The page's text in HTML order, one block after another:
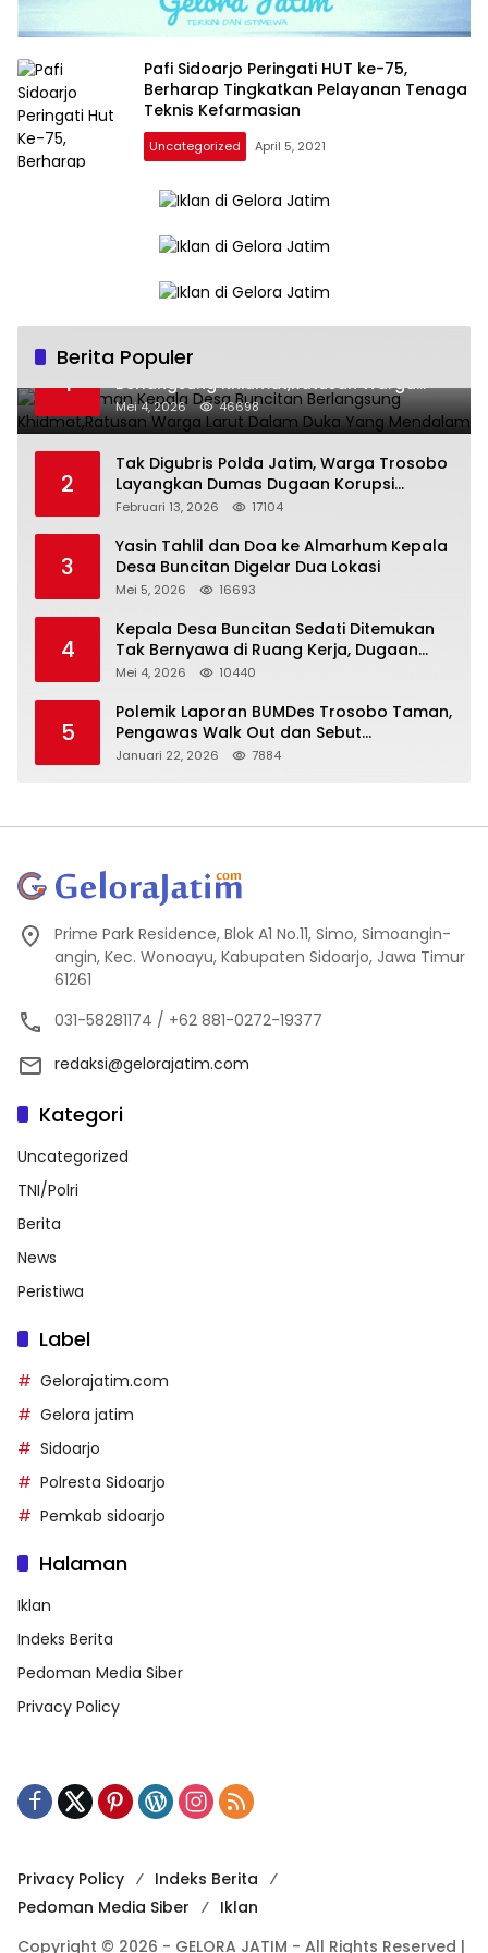
Pafi Sidoarjo Peringati HUT ke-75,
Berharap Tingkatkan Pelayanan Tenaga
Teknis Kefarmasian
Uncategorized April 5, 2021
Berita Populer
1
Pemakaman Kepala Desa Buncitan
Berlangsung Khidmat,Ratusan Warga
Larut Dalam Duka Yang Mendalam
Mei 4, 2026 46698
2
Tak Digubris Polda Jatim, Warga Trosobo
Layangkan Dumas Dugaan Korupsi
Oknum DPRD Sidoarjo ke Kapolri
Februari 13, 2026 17104
3
Yasin Tahlil dan Doa ke Almarhum Kepala
Desa Buncitan Digelar Dua Lokasi
Mei 5, 2026 16693
4
Kepala Desa Buncitan Sedati Ditemukan
Tak Bernyawa di Ruang Kerja, Dugaan
Bunuh Diri Menguat
Mei 4, 2026 10440
5
Polemik Laporan BUMDes Trosobo Taman,
Pengawas Walk Out dan Sebut
Kejanggalan
Januari 22, 2026 7884
Prime Park Residence, Blok A1 No.11, Simo, Simoangin-
angin, Kec. Wonoayu, Kabupaten Sidoarjo, Jawa Timur
61261
031-58281174 / +62 881-0272-19377
redaksi@gelorajatim.com
Kategori
Uncategorized
TNI/Polri
Berita
News
Peristiwa
Label
Gelorajatim.com
Gelora jatim
Sidoarjo
Polresta Sidoarjo
Pemkab sidoarjo
Halaman
Iklan
Indeks Berita
Pedoman Media Siber
Privacy Policy
Privacy Policy
Indeks Berita
Pedoman Media Siber
Iklan
Copyright © 2026 - GELORA JATIM - All Rights Reserved |